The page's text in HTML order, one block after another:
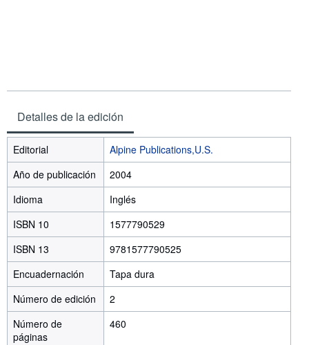
Detalles de la edición
Editorial
Alpine Publications,U.S.
Año de publicación
2004
Idioma
Inglés
ISBN 10
1577790529
ISBN 13
9781577790525
Encuadernación
Tapa dura
Número de edición
2
Número de
páginas
460